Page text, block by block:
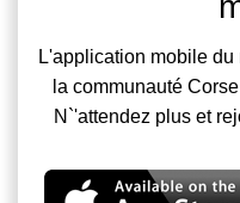
L'application mobile
la communauté
N`'attendez plus et